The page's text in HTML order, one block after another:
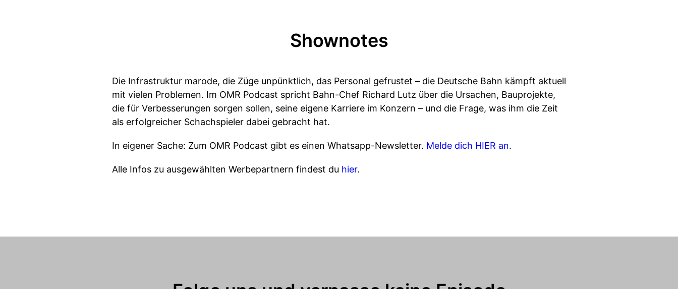
Shownotes
Die Infrastruktur marode, die Züge unpünktlich, das Personal gefrustet – die Deutsche Bahn kämpft aktuell
mit vielen Problemen. Im OMR Podcast spricht Bahn-Chef Richard Lutz über die Ursachen, Bauprojekte,
die für Verbesserungen sorgen sollen, seine eigene Karriere im Konzern – und die Frage, was ihm die Zeit
als erfolgreicher Schachspieler dabei gebracht hat.
In eigener Sache: Zum OMR Podcast gibt es einen Whatsapp-Newsletter. Melde dich HIER an.
Alle Infos zu ausgewählten Werbepartnern findest du hier.